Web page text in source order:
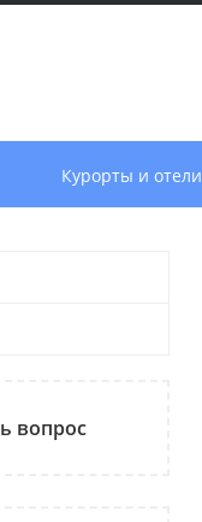
Курорты и отели
вопрос